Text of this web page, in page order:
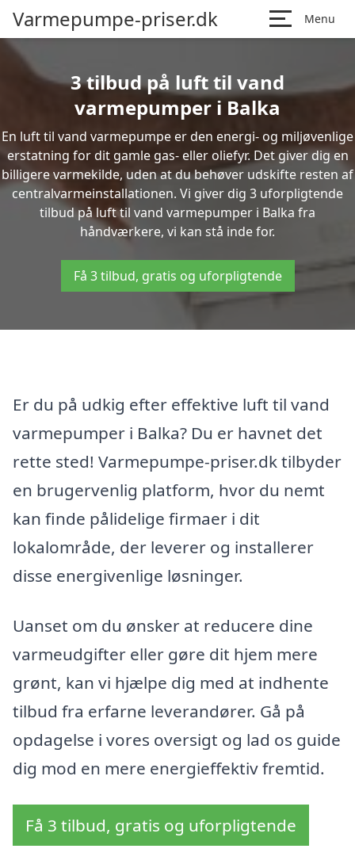
Varmepumpe-priser.dk Menu
3 tilbud på luft til vand
varmepumper i Balka
En luft til vand varmepumpe er den energi- og miljøvenlige
erstatning for dit gamle gas- eller oliefyr. Det giver dig en
billigere varmekilde, uden at du behøver udskifte resten af
centralvarmeinstallationen. Vi giver dig 3 uforpligtende
tilbud på luft til vand varmepumper i Balka fra
håndværkere, vi kan stå inde for.
Få 3 tilbud, gratis og uforpligtende
Er du på udkig efter effektive luft til vand
varmepumper i Balka? Du er havnet det
rette sted! Varmepumpe-priser.dk tilbyder
en brugervenlig platform, hvor du nemt
kan finde pålidelige firmaer i dit
lokalområde, der leverer og installerer
disse energivenlige løsninger.
Uanset om du ønsker at reducere dine
varmeudgifter eller gøre dit hjem mere
grønt, kan vi hjælpe dig med at indhente
tilbud fra erfarne leverandører. Gå på
opdagelse i vores oversigt og lad os guide
dig mod en mere energieffektiv fremtid.
Få 3 tilbud, gratis og uforpligtende